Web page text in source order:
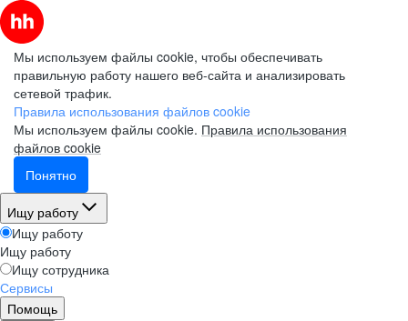
Мы используем файлы cookie, чтобы обеспечивать
правильную работу нашего веб-сайта и анализировать
сетевой трафик.
Правила использования файлов cookie
Мы используем файлы cookie. Правила использования
файлов cookie
Понятно
Ищу работу
Ищу работу
Ищу работу
Ищу сотрудника
Сервисы
Помощь